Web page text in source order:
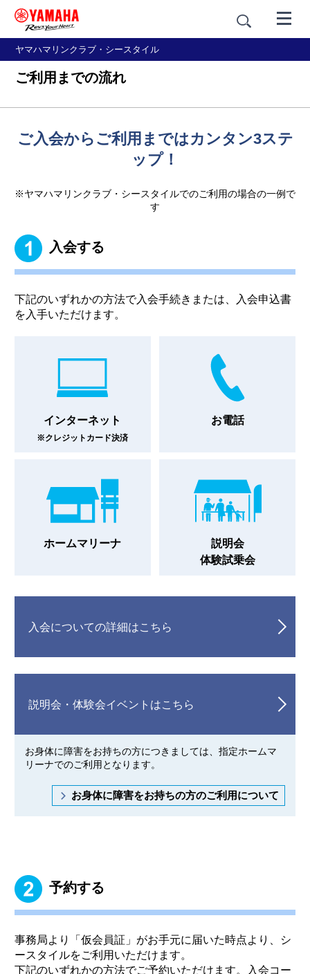
ヤマハマリンクラブ・シースタイル
ご利用までの流れ
ご入会からご利用まではカンタン3ステ
ップ！
※ヤマハマリンクラブ・シースタイルでのご利用の場合の一例で
す
入会する
下記のいずれかの方法で入会手続きまたは、入会申込書
を入手いただけます。
インターネット
※クレジットカード決済
お電話
ホームマリーナ
説明会
体験試乗会
入会についての詳細はこちら
説明会・体験会イベントはこちら
お身体に障害をお持ちの方につきましては、指定ホームマ
リーナでのご利用となります。
お身体に障害をお持ちの方のご利用について
予約する
事務局より「仮会員証」がお手元に届いた時点より、シ
ースタイルをご利用いただけます。
下記のいずれかの方法でご予約いただけます。入会コー